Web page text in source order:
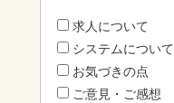
求人について
システムについて
お気づきの点
ご意見・ご感想